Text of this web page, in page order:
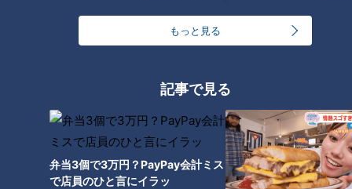
もっと見る
記事で見る
弁当3個で3万円？PayPay会計ミス
で店員のひと言にイラッ
「凍らせ豆腐と豚ひき肉の中華
「とうもろこしとさやいんげん